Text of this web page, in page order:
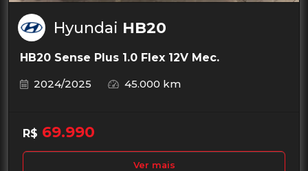
Hyundai HB20
HB20 Sense Plus 1.0 Flex 12V Mec.
2024/2025
45.000 km
R$ 69.990
Ver mais